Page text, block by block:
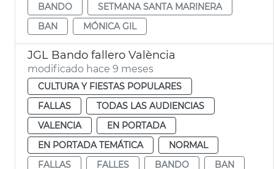
BANDO
SETMANA SANTA MARINERA
BAN
MÓNICA GIL
JGL Bando fallero València
modificado hace 9 meses
CULTURA Y FIESTAS POPULARES
FALLAS
TODAS LAS AUDIENCIAS
VALENCIA
EN PORTADA
EN PORTADA TEMÁTICA
NORMAL
FALLAS
FALLES BANDO BAN